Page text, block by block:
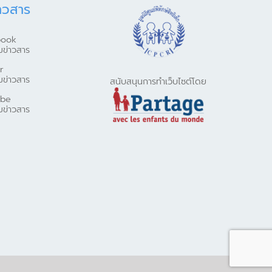
สาร
าวสาร
าวสาร
าวสาร
สนับสนุนการทำเว็บไซต์โดย